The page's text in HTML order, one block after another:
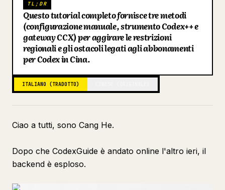
Blog
Aggiornamenti
TL;DR
Questo tutorial completo fornisce tre metodi
(configurazione manuale, strumento Codex++ e
gateway CCX) per aggirare le restrizioni
regionali e gli ostacoli legati agli abbonamenti
per Codex in Cina.
ITALIANO (TRADOTTO)
Ciao a tutti, sono Cang He.
Dopo che CodexGuide è andato online l'altro ieri, il
backend è esploso.